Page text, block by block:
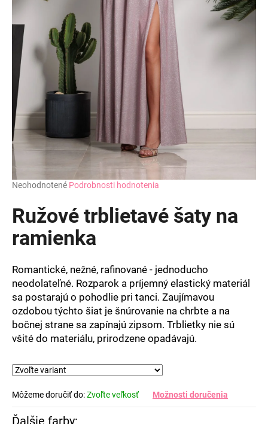
Priemerné
produktu
je
hviezdičiek.
Neohodnotené Podrobnosti hodnotenia
Ružové trblietavé šaty na
ramienka
Romantické, nežné, rafinované - jednoducho
neodolateľné. Rozparok a príjemný elastický materiál
sa postarajú o pohodlie pri tanci. Zaujímavou
ozdobou týchto šiat je šnúrovanie na chrbte a na
bočnej strane sa zapínajú zipsom. Trblietky nie sú
všité do materiálu, prirodzene opadávajú.
Môžeme doručiť do:Zvoľte veľkosť Možnosti doručenia